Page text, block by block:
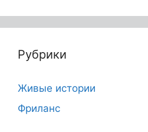
Рубрики
Живые истории
Фриланс